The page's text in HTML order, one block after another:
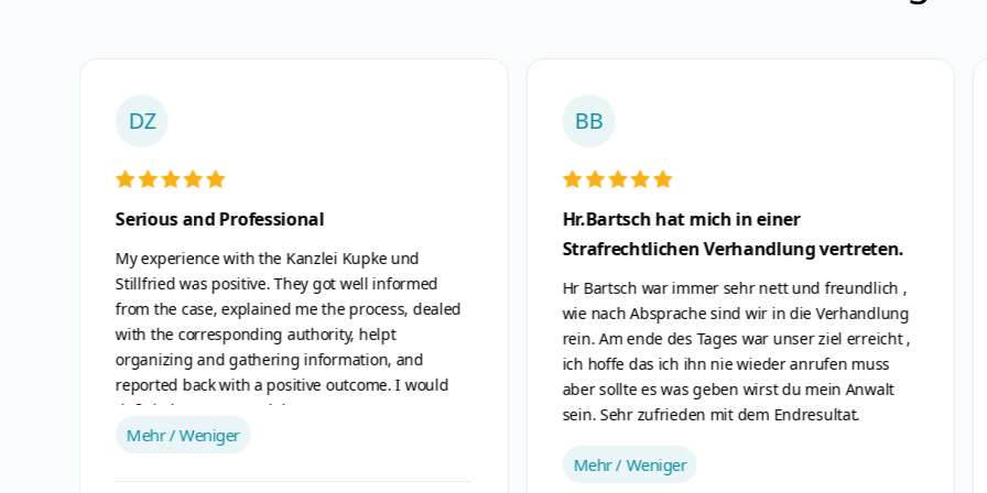
BB
Hr.Bartsch hat mich in einer
Strafrechtlichen Verhandlung vertreten.
Hr Bartsch war immer sehr nett und freundlich ,
wie nach Absprache sind wir in die Verhandlung
rein. Am ende des Tages war unser ziel erreicht ,
ich hoffe das ich ihn nie wieder anrufen muss
aber sollte es was geben wirst du mein Anwalt
AD
sehr zu empfehlen
Netter, sachlicher, kompetenter Anwalt.